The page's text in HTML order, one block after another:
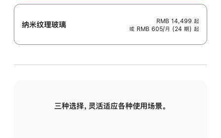
纳米纹理玻璃 RMB 14,499 起
或 RMB 605/月 (24 期) 起
三种选择，灵活适应各种使用场景。